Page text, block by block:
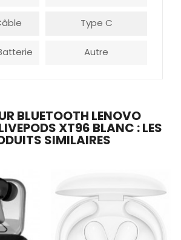
Type C
Autre
BLUETOOTH LENOVO
XT96 BLANC : LES
SIMILAIRES